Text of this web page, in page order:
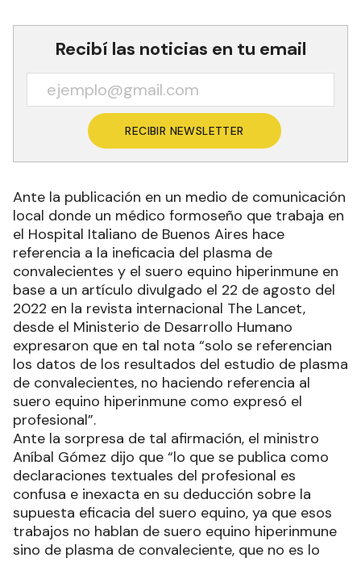
Recibí las noticias en tu email
RECIBIR NEWSLETTER
Ante la publicación en un medio de comunicación
local donde un médico formoseño que trabaja en
el Hospital Italiano de Buenos Aires hace
referencia a la ineficacia del plasma de
convalecientes y el suero equino hiperinmune en
base a un artículo divulgado el 22 de agosto del
2022 en la revista internacional The Lancet,
desde el Ministerio de Desarrollo Humano
expresaron que en tal nota “solo se referencian
los datos de los resultados del estudio de plasma
de convalecientes, no haciendo referencia al
suero equino hiperinmune como expresó el
profesional”.
Ante la sorpresa de tal afirmación, el ministro
Aníbal Gómez dijo que “lo que se publica como
declaraciones textuales del profesional es
confusa e inexacta en su deducción sobre la
supuesta eficacia del suero equino, ya que esos
trabajos no hablan de suero equino hiperinmune
sino de plasma de convaleciente, que no es lo